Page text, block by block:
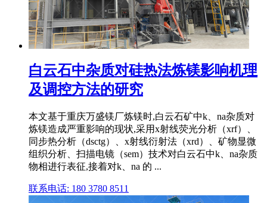
白云石中杂质对硅热法炼镁影响机理
及调控方法的研究
本文基于重庆万盛镁厂炼镁时,白云石矿中k、na杂质对
炼镁造成严重影响的现状,采用x射线荧光分析（xrf）、
同步热分析（dsctg）、x射线衍射法（xrd）、矿物显微
组织分析、扫描电镜（sem）技术对白云石中k、na杂质
物相进行表征,接着对k、na 的 ...
联系电话: 180 3780 8511